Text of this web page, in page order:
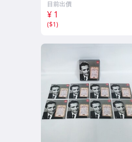
ゲルハルト・タシュナー D
G Archive 133
目前出價
¥ 1
($1)